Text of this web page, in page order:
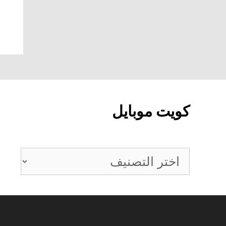
كويت موبايل
كويت
موبايل